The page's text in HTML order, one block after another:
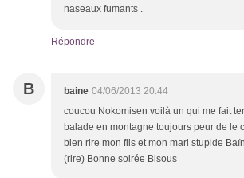
naseaux fumants .
Répondre
B baine 04/06/2013 20:44
coucou Nokomisen voilà un qui me fait
balade en montagne toujours peur de le
bien rire mon fils et mon mari stupide
(rire) Bonne soirée Bisous